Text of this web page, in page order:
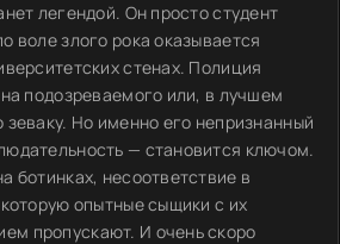
легендой. Он просто студент
воле злого рока оказывается
стенах. Полиция
подозреваемого или, в лучшем
зеваку. Но именно его непризнанный
— становится ключом.
ботинках, несоответствие в
опытные сыщики с их
пропускают. И очень скоро